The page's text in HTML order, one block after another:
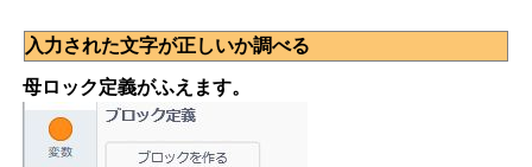
入力された文字が正しいか調べる
母ロック定義がふえます。